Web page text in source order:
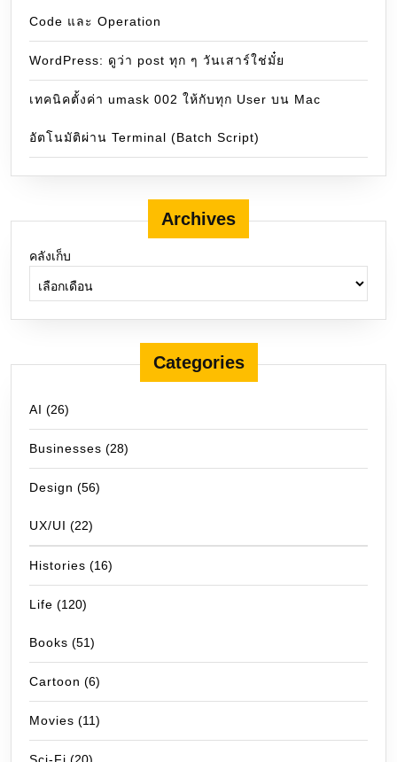
Code และ Operation
WordPress: ดูว่า post ทุก ๆ วันเสาร์ใช่มั๋ย
เทคนิคตั้งค่า umask 002 ให้กับทุก User บน Mac
อัตโนมัติผ่าน Terminal (Batch Script)
Archives
คลังเก็บ
Categories
AI (26)
Businesses (28)
Design (56)
UX/UI (22)
Histories (16)
Life (120)
Books (51)
Cartoon (6)
Movies (11)